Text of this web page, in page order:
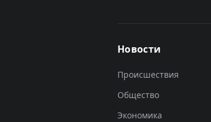
Новости
Происшествия
Общество
Экономика